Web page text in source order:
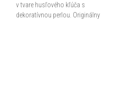
v tvare husľového kľúča s
dekoratívnou perlou. Originálny